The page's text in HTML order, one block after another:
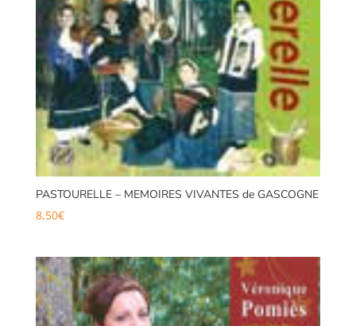
PASTOURELLE – MEMOIRES VIVANTES de GASCOGNE
8,50€